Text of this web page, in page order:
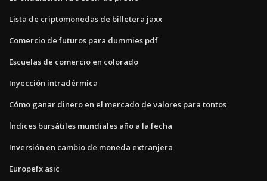
Lista de criptomonedas de billetera jaxx
Comercio de futuros para dummies pdf
Escuelas de comercio en colorado
Inyección intradérmica
Cómo ganar dinero en el mercado de valores para tontos
Índices bursátiles mundiales año a la fecha
Inversión en cambio de moneda extranjera
Europefx asic